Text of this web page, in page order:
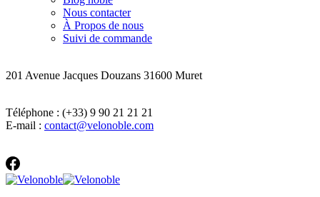
Nous contacter
À Propos de nous
Suivi de commande
201 Avenue Jacques Douzans 31600 Muret
Téléphone : (+33) 9 90 21 21 21
E-mail : contact@velonoble.com